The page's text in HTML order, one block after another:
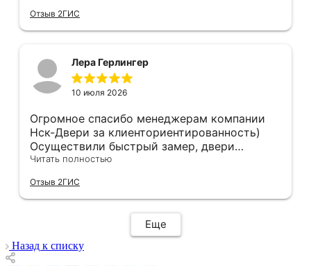
профессионально, рекомендую.
Отзыв 2ГИС
Лера Герлингер
10 июля 2026
Огромное спасибо менеджерам компании
Нск-Двери за клиенториентированность)
Осуществили быстрый замер, двери
оказались в наличии. По доставке
компанию, где я могу указать удобный для
меня интервал времени, а не ждать весь
день🙏 Не могу не отметить качественный
монтаж дверей, спасибо мастеру Антону за
его труд!!!
Читать полностью
Отзыв 2ГИС
Еще
Назад к списку